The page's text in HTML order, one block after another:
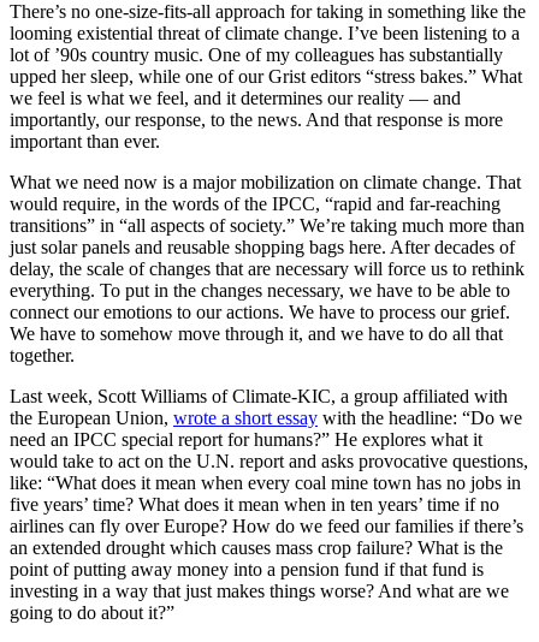
There’s no one-size-fits-all approach for taking in something like the
looming existential threat of climate change. I’ve been listening to a
lot of ’90s country music. One of my colleagues has substantially
upped her sleep, while one of our Grist editors “stress bakes.” What
we feel is what we feel, and it determines our reality — and
importantly, our response, to the news. And that response is more
important than ever.
What we need now is a major mobilization on climate change. That
would require, in the words of the IPCC, “rapid and far-reaching
transitions” in “all aspects of society.” We’re taking much more than
just solar panels and reusable shopping bags here. After decades of
delay, the scale of changes that are necessary will force us to rethink
everything. To put in the changes necessary, we have to be able to
connect our emotions to our actions. We have to process our grief.
We have to somehow move through it, and we have to do all that
together.
Last week, Scott Williams of Climate-KIC, a group affiliated with
the European Union, wrote a short essay with the headline: “Do we
need an IPCC special report for humans?” He explores what it
would take to act on the U.N. report and asks provocative questions,
like: “What does it mean when every coal mine town has no jobs in
five years’ time? What does it mean when in ten years’ time if no
airlines can fly over Europe? How do we feed our families if there’s
an extended drought which causes mass crop failure? What is the
point of putting away money into a pension fund if that fund is
investing in a way that just makes things worse? And what are we
going to do about it?”